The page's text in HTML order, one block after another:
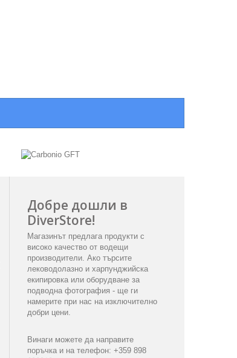
Добре дошли в
DiverStore!
Магазинът предлага продукти с
високо качество от водещи
производители. Ако търсите
леководолазно и харпунджийска
екипировка или оборудване за
подводна фотография - ще ги
намерите при нас на изключително
добри цени.
Винаги можете да направите
поръчка и на телефон: +359 898